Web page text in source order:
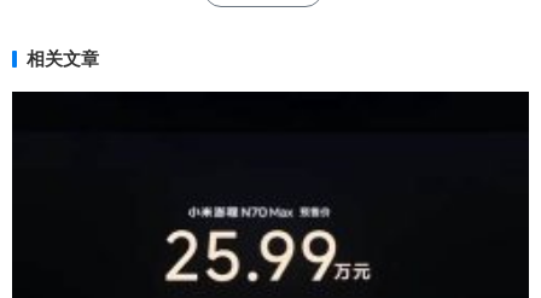
相关文章